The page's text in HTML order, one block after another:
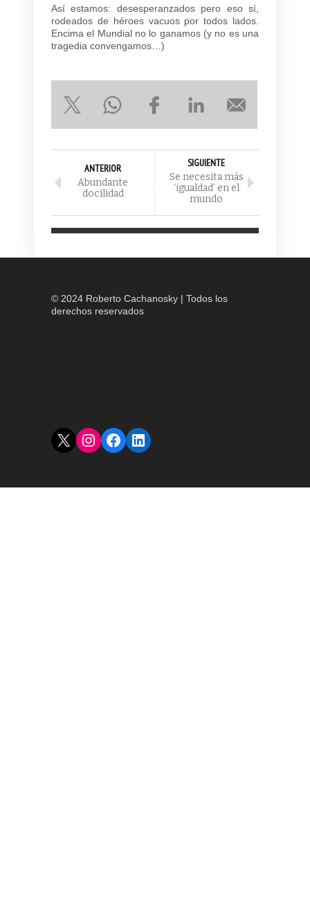
Así estamos: desesperanzados pero eso sí,
rodeados de héroes vacuos por todos lados.
Encima el Mundial no lo ganamos (y no es una
tragedia convengamos…)
ANTERIOR
Abundante
docilidad
SIGUIENTE
Se necesita más
‘igualdad’ en el
mundo
© 2024 Roberto Cachanosky | Todos los
derechos reservados
X Instagram
Facebook
LinkedIn